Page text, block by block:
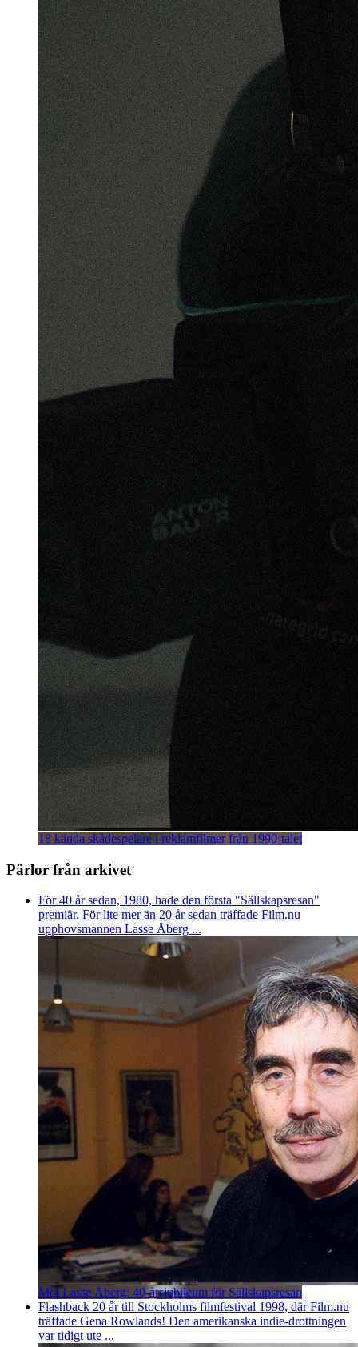
18 kända skådespelare i reklamfilmer från 1990-talet
Pärlor från arkivet
För 40 år sedan, 1980, hade den första "Sällskapsresan"
premiär. För lite mer än 20 år sedan träffade Film.nu
upphovsmannen Lasse Åberg ...
Möt Lasse Åberg: 40-årsjubileum för Sällskapsresan
Flashback 20 år till Stockholms filmfestival 1998, där Film.nu
träffade Gena Rowlands! Den amerikanska indie-drottningen
var tidigt ute ...